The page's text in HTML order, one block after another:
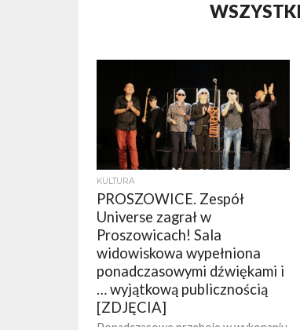
KULTURA
PROSZOWICE. Zespół
Universe zagrał w
Proszowicach! Sala
widowiskowa wypełniona
ponadczasowymi dźwiękami i
… wyjątkową publicznością
[ZDJĘCIA]
Ponadczasowe przeboje w wykonaniu